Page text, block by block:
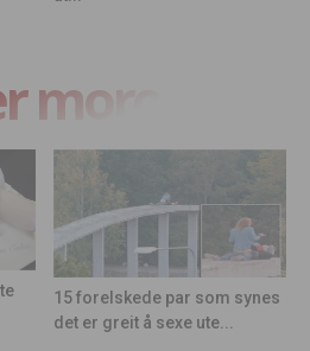
moro
15 forelskede par som synes
det er greit å sexe ute...